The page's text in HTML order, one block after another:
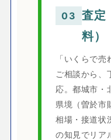
03
査定
料）
「いくらで
ご相談から、
応。都城市・
県境（曽於市
相場・接道状
の知見でリア